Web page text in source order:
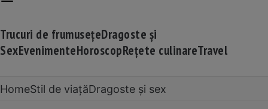
Trucuri de frumusețeDragoste și
SexEvenimenteHoroscopRețete culinareTravel
HomeStil de viațăDragoste și sex